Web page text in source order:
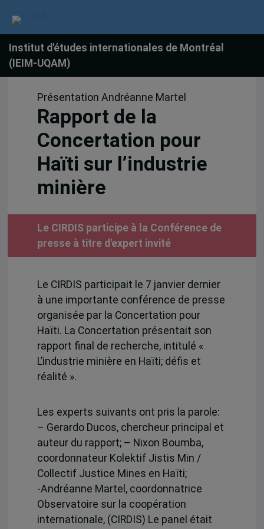
Institut d'études internationales de Montréal
(IEIM-UQAM)
Présentation Andréanne Martel
Rapport de la
Concertation pour
Haïti sur l’industrie
minière
Le CIRDIS participe à la Conférence de
presse à titre d'expert invité
Le CIRDIS participait le 7 janvier dernier
à une importante conférence de presse
organisée par la Concertation pour
Haïti. La Concertation présentait son
rapport final de recherche, intitulé «
L’industrie minière en Haïti; défis et
réalité ».
Les experts suivants ont pris la parole:
– Gerardo Ducos, chercheur principal et
auteur du rapport; – Nixon Boumba,
coordonnateur Kolektif Jistis Min /
Collectif Justice Mines en Haïti;
-‎Andréanne Martel, coordonnatrice
Observatoire sur la coopération
internationale, ‎(CIRDIS) Le panel était